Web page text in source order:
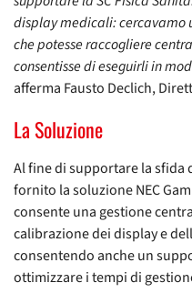
display medicali: cercavamo
che potesse raccogliere
consentisse di eseguirli in
afferma Fausto Declich,
La Soluzione
Al fine di supportare la sfida
fornito la soluzione NEC
consente una gestione
calibrazione dei display e
consentendo anche un
ottimizzare i tempi di